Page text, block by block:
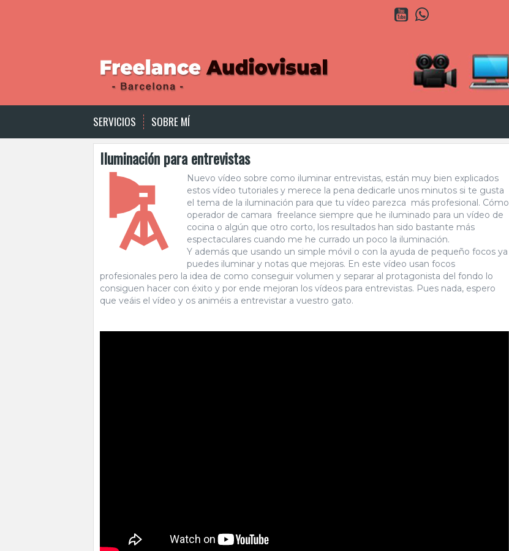
n
n
Y
o
A
p
p
SERVICIOS SOBRE MÍ
Iluminación para entrevistas
Nuevo vídeo sobre como iluminar entrevistas, están muy bien explicados
estos vídeo tutoriales y merece la pena dedicarle unos minutos si te gusta
el tema de la iluminación para que tu vídeo parezca más profesional. Cómo
operador de camara freelance siempre que he iluminado para un vídeo de
cocina o algún que otro corto, los resultados han sido bastante más
espectaculares cuando me he currado un poco la iluminación.
Y además que usando un simple móvil o con la ayuda de pequeño focos ya
puedes iluminar y notas que mejoras. En este vídeo usan focos
profesionales pero la idea de como conseguir volumen y separar al protagonista del fondo lo
consiguen hacer con éxito y por ende mejoran los vídeos para entrevistas. Pues nada, espero
que veáis el vídeo y os animéis a entrevistar a vuestro gato.